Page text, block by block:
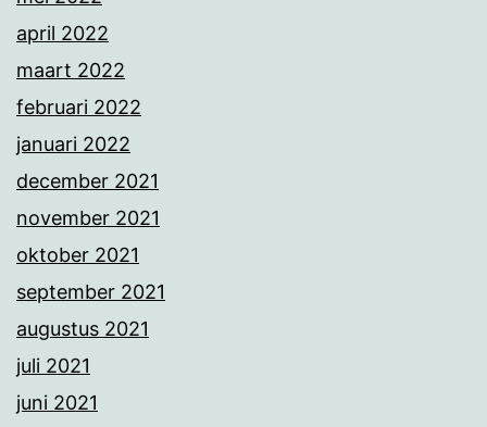
april 2022
maart 2022
februari 2022
januari 2022
december 2021
november 2021
oktober 2021
september 2021
augustus 2021
juli 2021
juni 2021